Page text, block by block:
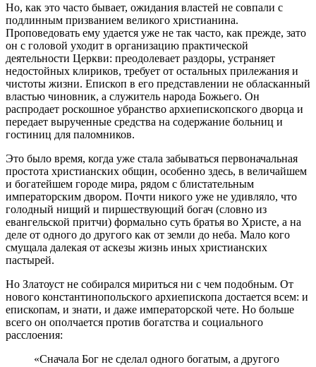
Но, как это часто бывает, ожидания властей не совпали с
подлинным призванием великого христианина.
Проповедовать ему удается уже не так часто, как прежде, зато
он с головой уходит в организацию практической
деятельности Церкви: преодолевает раздоры, устраняет
недостойных клириков, требует от остальных прилежания и
чистоты жизни. Епископ в его представлении не обласканный
властью чиновник, а служитель народа Божьего. Он
распродает роскошное убранство архиепископского дворца и
передает вырученные средства на содержание больниц и
гостиниц для паломников.
Это было время, когда уже стала забываться первоначальная
простота христианских общин, особенно здесь, в величайшем
и богатейшем городе мира, рядом с блистательным
императорским двором. Почти никого уже не удивляло, что
голодный нищий и пиршествующий богач (словно из
евангельской притчи) формально суть братья во Христе, а на
деле от одного до другого как от земли до неба. Мало кого
смущала далекая от аскезы жизнь иных христианских
пастырей.
Но Златоуст не собирался мириться ни с чем подобным. От
нового константинопольского архиепископа достается всем: и
епископам, и знати, и даже императорской чете. Но больше
всего он ополчается против богатства и социального
расслоения:
«Сначала Бог не сделал одного богатым, а другого